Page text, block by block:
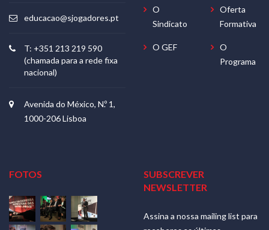
educacao@sjogadores.pt
T: +351 213 219 590
(chamada para a rede fixa
nacional)
Avenida do México, N.º 1,
1000-206 Lisboa
O
Sindicato
O GEF
Oferta
Formativa
O
Programa
FOTOS
SUBSCREVER
NEWSLETTER
Assina a nossa mailing list para